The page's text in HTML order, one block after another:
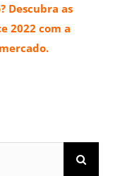
Descubra as
2022 com a